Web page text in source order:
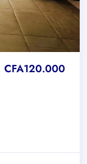
CFA120.000